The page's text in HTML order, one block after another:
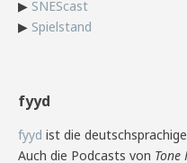
▶ SNEScast
▶ Spielstand
fyyd
fyyd ist die
Auch die Podcasts von Tone